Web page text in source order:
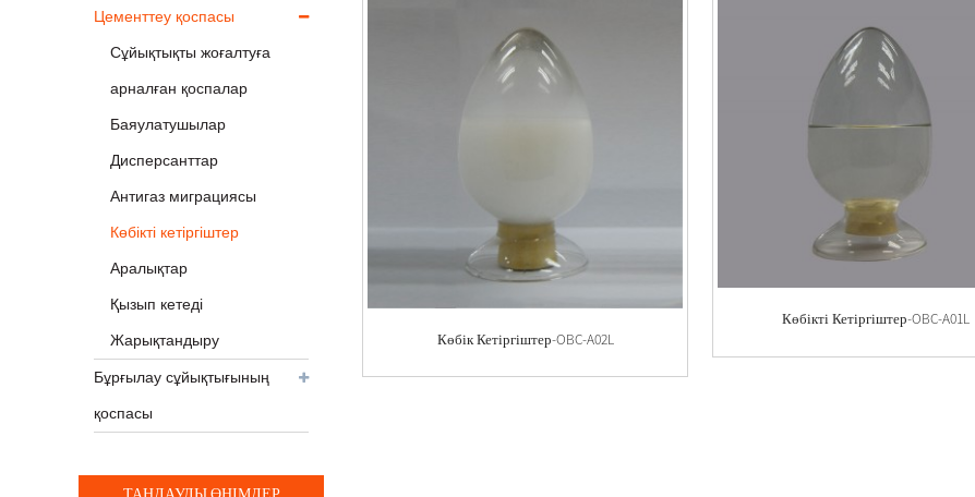
Цементтеу қоспасы
Сұйықтықты жоғалтуға
арналған қоспалар
Баяулатушылар
Дисперсанттар
Антигаз миграциясы
Көбікті кетіргіштер
Аралықтар
Қызып кетеді
Жарықтандыру
Бұрғылау сұйықтығының
қоспасы
Көбік Кетіргіштер-OBC-A02L
Көбікті Кетіргіштер-OBC-A01L